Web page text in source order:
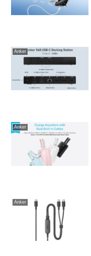
Anker
Anker
Anker